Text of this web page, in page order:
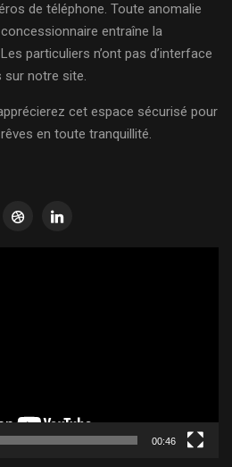
de téléphone. Toute anomalie
entraîne la
particuliers n’ont pas d’interface
sur notre site.
cet espace sécurisé pour
en toute tranquillité.
00:46